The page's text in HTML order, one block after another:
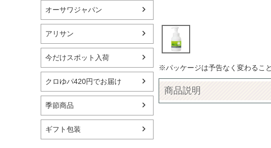
オーサワジャパン
アリサン
今だけスポット入荷
クロゆパ420円でお届け
季節商品
ギフト包装
※パッケージは予告なく変わるこ
商品説明